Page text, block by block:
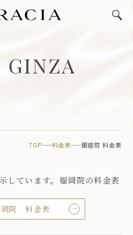
GINZA
TOP 料金表 銀座院 料金表
しています。福岡院の料金表
岡院 料金表